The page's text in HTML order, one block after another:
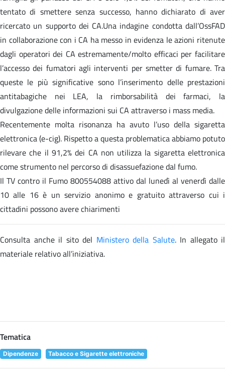
tentato di smettere senza successo, hanno dichiarato di aver
ricercato un supporto dei CA.Una indagine condotta dall’OssFAD
in collaborazione con i CA ha messo in evidenza le azioni ritenute
dagli operatori dei CA estremamente/molto efficaci per facilitare
l’accesso dei fumatori agli interventi per smetter di fumare. Tra
queste le più significative sono l’inserimento delle prestazioni
antitabagiche nei LEA, la rimborsabilità dei farmaci, la
divulgazione delle informazioni sui CA attraverso i mass media.
Recentemente molta risonanza ha avuto l’uso della sigaretta
elettronica (e-cig). Rispetto a questa problematica abbiamo potuto
rilevare che il 91,2% dei CA non utilizza la sigaretta elettronica
come strumento nel percorso di disassuefazione dal fumo.
Il TV contro il Fumo 800554088 attivo dal lunedì al venerdì dalle
10 alle 16 è un servizio anonimo e gratuito attraverso cui i
cittadini possono avere chiarimenti
Consulta anche il sitodel Ministero della Salute. In allegato il
materiale relativo all’iniziativa.
Tematica
Dipendenze Tabacco e Sigarette elettroniche